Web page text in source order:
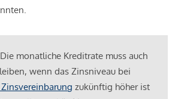
Die monatliche Kreditrate muss auch
wenn das Zinsniveau bei
zukünftig höher ist